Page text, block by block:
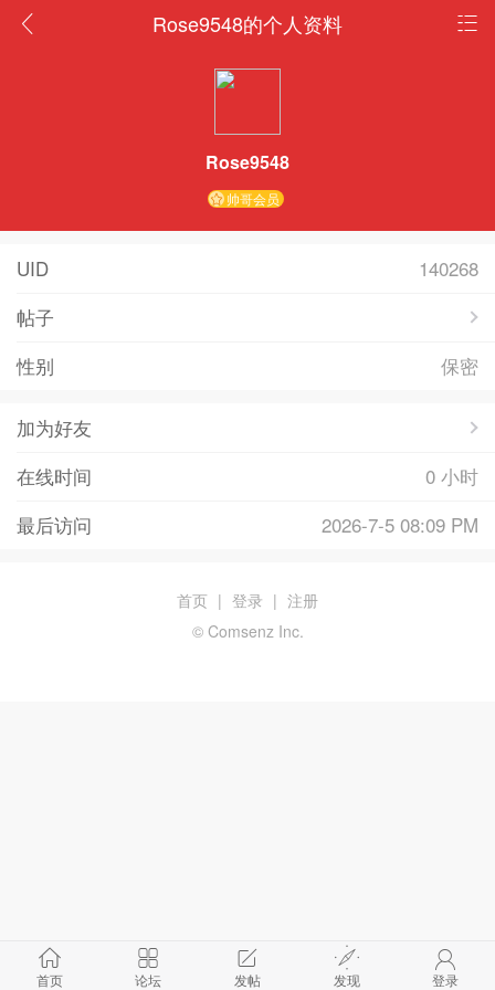
Rose9548的个人资料
Rose9548
帅哥会员
UID
140268
帖子
性别
保密
加为好友
在线时间
0 小时
最后访问
2026-7-5 08:09 PM
首页 论坛 发帖 发现 登录
首页 | 登录 | 注册
© Comsenz Inc.